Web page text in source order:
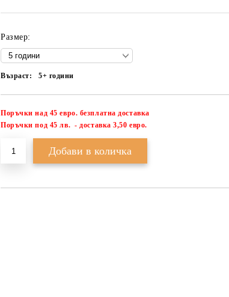
Размер:
Възраст: 5+ години
Поръчки над 45 евро. безплатна доставка
Поръчки под 45 лв. - доставка 3,50 евро.